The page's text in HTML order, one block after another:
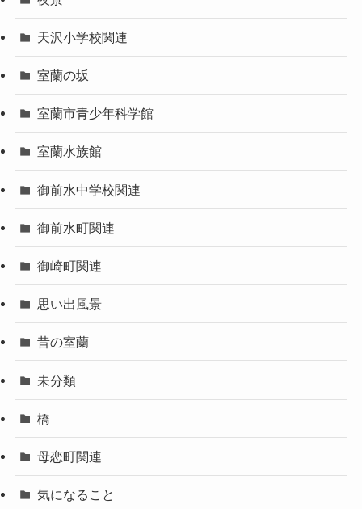
天沢小学校関連
室蘭の坂
室蘭市青少年科学館
室蘭水族館
御前水中学校関連
御前水町関連
御崎町関連
思い出風景
昔の室蘭
未分類
橋
母恋町関連
気になること